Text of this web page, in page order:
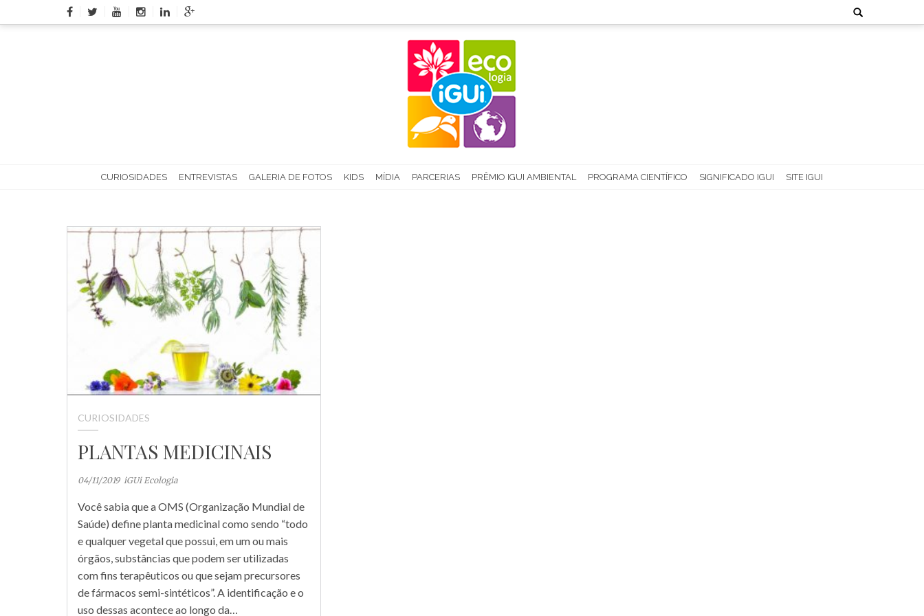
to
Search
for:
CURIOSIDADES ENTREVISTAS GALERIA DE FOTOS KIDS MÍDIA PARCERIAS PRÊMIO IGUI AMBIENTAL PROGRAMA CIENTÍFICO SIGNIFICADO IGUI SITE IGUI
CURIOSIDADES
PLANTAS MEDICINAIS
04/11/2019 iGUi Ecologia
Você sabia que a OMS (Organização Mundial de
Saúde) define planta medicinal como sendo “todo
e qualquer vegetal que possui, em um ou mais
órgãos, substâncias que podem ser utilizadas
com fins terapêuticos ou que sejam precursores
de fármacos semi-sintéticos”. A identificação e o
uso dessas acontece ao longo da…